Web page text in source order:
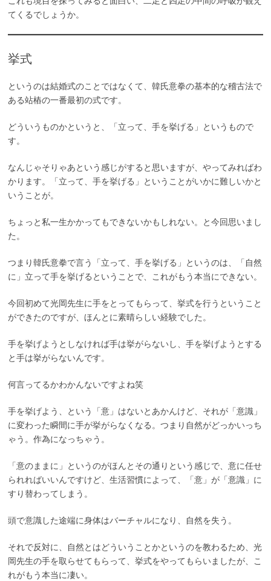
てくるでしょうか。
挙式
というのは結婚式のことではなくて、韓氏意拳の基本的な稽古法で
ある站樁の一番最初の式です。
どういうものかというと、「立って、手を挙げる」というもので
す。
なんじゃそりゃあという感じがすると思いますが、やってみればわ
かります。「立って、手を挙げる」ということがいかに難しいかと
いうことが。
ちょっと私一生かかってもできないかもしれない。と今回思いまし
た。
つまり韓氏意拳で言う「立って、手を挙げる」というのは、「自然
に」立って手を挙げるということで、これがもう本当にできない。
今回初めて光岡先生に手をとってもらって、挙式を行うということ
ができたのですが、ほんとに素晴らしい経験でした。
手を挙げようとしなければ手は挙がらないし、手を挙げようとする
と手は挙がらないんです。
何言ってるかわかんないですよね笑
手を挙げよう、という「意」はないとあかんけど、それが「意識」
に変わった瞬間に手が挙がらなくなる。つまり自然がどっかいっち
ゃう。作為になっちゃう。
「意のままに」というのがほんとその通りという感じで、意に任せ
られればいいんですけど、生活習慣によって、「意」が「意識」に
すり替わってしまう。
頭で意識した途端に身体はバーチャルになり、自然を失う。
それで反対に、自然とはどういうことかというのを教わるため、光
岡先生の手を取らせてもらって、挙式をやってもらいましたが、こ
れがもう本当に凄い。